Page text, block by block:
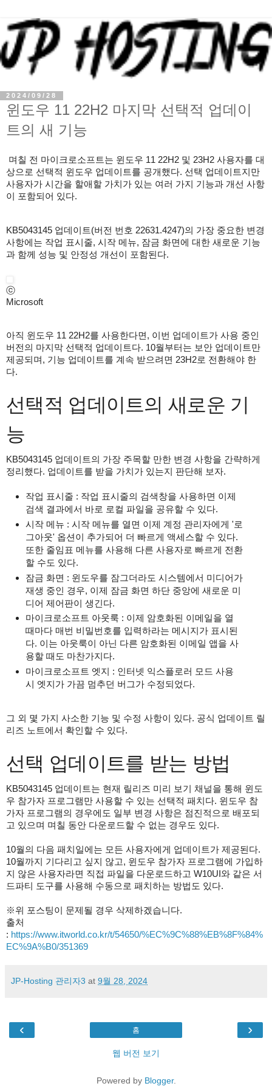
2024/09/28
윈도우 11 22H2 마지막 선택적 업데이
트의 새 기능
며칠 전 마이크로소프트는 윈도우 11 22H2 및 23H2 사용자를 대
상으로 선택적 윈도우 업데이트를 공개했다. 선택 업데이트지만
사용자가 시간을 할애할 가치가 있는 여러 가지 기능과 개선 사항
이 포함되어 있다.
KB5043145 업데이트(버전 번호 22631.4247)의 가장 중요한 변경
사항에는 작업 표시줄, 시작 메뉴, 잠금 화면에 대한 새로운 기능
과 함께 성능 및 안정성 개선이 포함된다.
ⓒ
Microsoft
아직 윈도우 11 22H2를 사용한다면, 이번 업데이트가 사용 중인
버전의 마지막 선택적 업데이트다. 10월부터는 보안 업데이트만
제공되며, 기능 업데이트를 계속 받으려면 23H2로 전환해야 한
다.
선택적 업데이트의 새로운 기
능
KB5043145 업데이트의 가장 주목할 만한 변경 사항을 간략하게
정리했다. 업데이트를 받을 가치가 있는지 판단해 보자.
작업 표시줄 : 작업 표시줄의 검색창을 사용하면 이제
검색 결과에서 바로 로컬 파일을 공유할 수 있다.
시작 메뉴 : 시작 메뉴를 열면 이제 계정 관리자에게 '로
그아웃' 옵션이 추가되어 더 빠르게 액세스할 수 있다.
또한 줄임표 메뉴를 사용해 다른 사용자로 빠르게 전환
할 수도 있다.
잠금 화면 : 윈도우를 잠그더라도 시스템에서 미디어가
재생 중인 경우, 이제 잠금 화면 하단 중앙에 새로운 미
디어 제어판이 생긴다.
마이크로소프트 아웃룩 : 이제 암호화된 이메일을 열
때마다 매번 비밀번호를 입력하라는 메시지가 표시된
다. 이는 아웃룩이 아닌 다른 암호화된 이메일 앱을 사
용할 때도 마찬가지다.
마이크로소프트 엣지 : 인터넷 익스플로러 모드 사용
시 엣지가 가끔 멈추던 버그가 수정되었다.
그 외 몇 가지 사소한 기능 및 수정 사항이 있다. 공식 업데이트 릴
리즈 노트에서 확인할 수 있다.
선택 업데이트를 받는 방법
KB5043145 업데이트는 현재 릴리즈 미리 보기 채널을 통해 윈도
우 참가자 프로그램만 사용할 수 있는 선택적 패치다. 윈도우 참
가자 프로그램의 경우에도 일부 변경 사항은 점진적으로 배포되
고 있으며 며칠 동안 다운로드할 수 없는 경우도 있다.
10월의 다음 패치일에는 모든 사용자에게 업데이트가 제공된다.
10월까지 기다리고 싶지 않고, 윈도우 참가자 프로그램에 가입하
지 않은 사용자라면 직접 파일을 다운로드하고 W10UI와 같은 서
드파티 도구를 사용해 수동으로 패치하는 방법도 있다.
※위 포스팅이 문제될 경우 삭제하겠습니다.
출처
: https://www.itworld.co.kr/t/54650/%EC%9C%88%EB%8F%84%
EC%9A%B0/351369
JP-Hosting 관리자3 at 9월 28, 2024
‹ ›
홈
웹 버전 보기
Powered by Blogger.